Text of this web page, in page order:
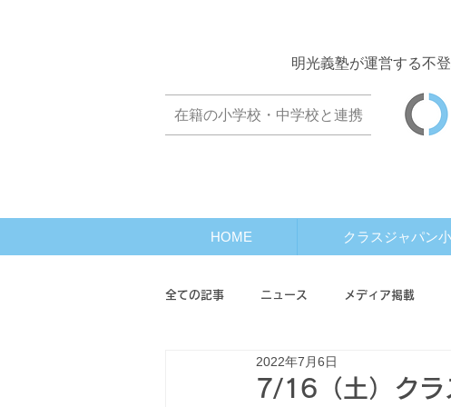
​明光義塾が運営する不
​在籍の小学校・中学校と連携
HOME クラスジャパン
全ての記事 ニュース メディア掲載
オンライン座談会 クラスワールド
7/16（土）クラ
2022年7月6日